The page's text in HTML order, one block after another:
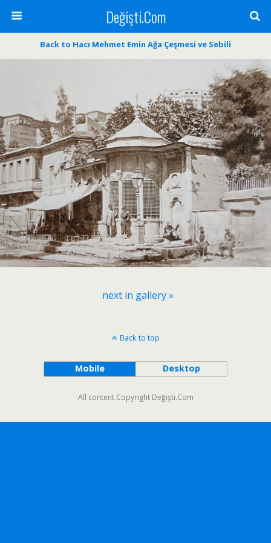
Değişti.Com
Back to Hacı Mehmet Emin Ağa Çeşmesi ve Sebili
next in gallery »
Back to top
Mobile Desktop
All content Copyright Değişti.Com